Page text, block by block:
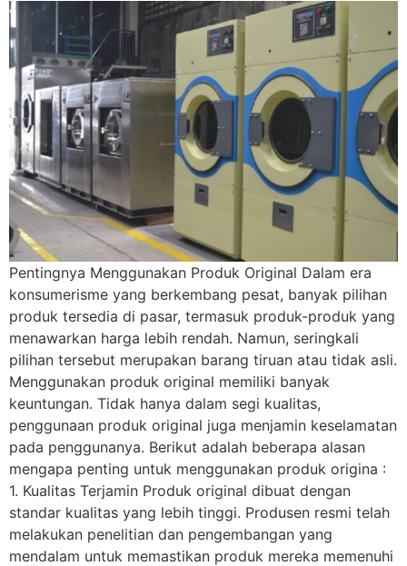
Pentingnya Menggunakan Produk Original Dalam era
konsumerisme yang berkembang pesat, banyak pilihan
produk tersedia di pasar, termasuk produk-produk yang
menawarkan harga lebih rendah. Namun, seringkali
pilihan tersebut merupakan barang tiruan atau tidak asli.
Menggunakan produk original memiliki banyak
keuntungan. Tidak hanya dalam segi kualitas,
penggunaan produk original juga menjamin keselamatan
pada penggunanya. Berikut adalah beberapa alasan
mengapa penting untuk menggunakan produk origina :
1. Kualitas Terjamin Produk original dibuat dengan
standar kualitas yang lebih tinggi. Produsen resmi telah
melakukan penelitian dan pengembangan yang
mendalam untuk memastikan produk mereka memenuhi